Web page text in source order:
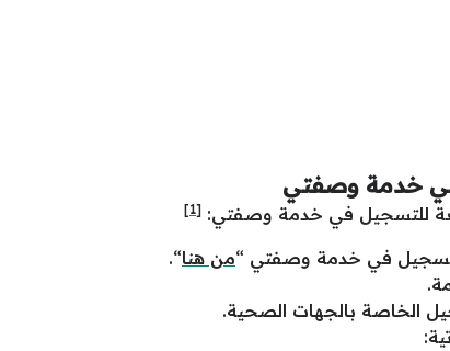
خدمة وصفتي
للتسجيل في خدمة وصفتي: [1]
في خدمة وصفتي “من هنا“.
الخاصة بالجهات الصحية.